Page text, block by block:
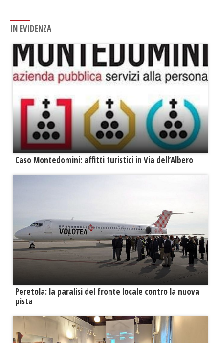
IN EVIDENZA
Caso Montedomini: affitti turistici in Via dell’Albero
Peretola: la paralisi del fronte locale contro la nuova
pista